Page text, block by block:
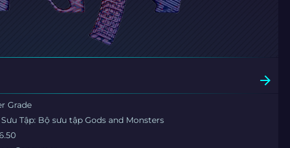
Grade
Tập: Bộ sưu tập Gods and Monsters